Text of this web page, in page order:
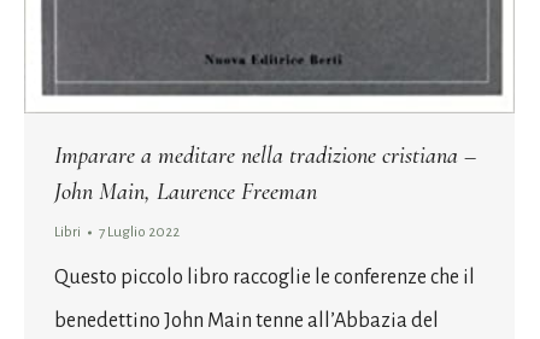
Imparare a meditare nella tradizione cristiana –
John Main, Laurence Freeman
Libri 7 Luglio 2022
Questo piccolo libro raccoglie le conferenze che il
benedettino John Main tenne all’Abbazia del